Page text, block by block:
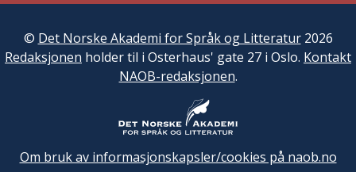
© Det Norske Akademi for Språk og Litteratur2026
Redaksjonen holder til i Osterhaus' gate 27 i Oslo. Kontakt
NAOB-redaksjonen.
Om bruk av informasjonskapsler/cookies på naob.no